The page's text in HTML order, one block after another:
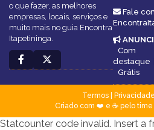
o que fazer, as melhores
empresas, locais, serviços e
muito mais no guia Encontra
Itapetininga.
Fale
Com
destaque
Grátis
Termos| Privacidade
Criado com ❤️ e ☕ pelo time
Statcounter code invalid. Insert a